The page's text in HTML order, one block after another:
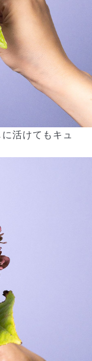
活けてもキュ